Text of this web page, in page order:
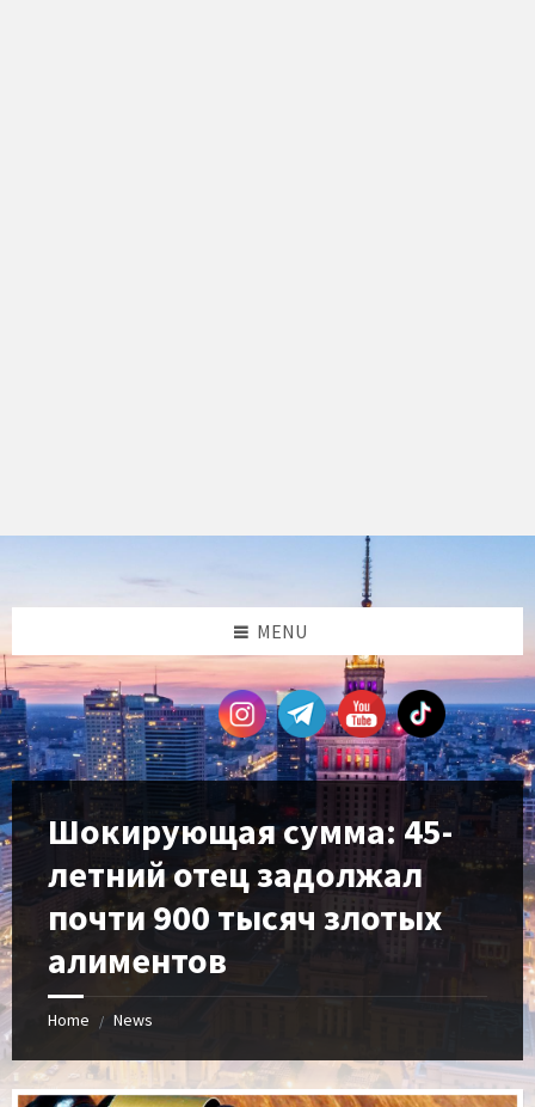
sidebar
sidebar
MENU
Шокирующая сумма: 45-
летний отец задолжал
почти 900 тысяч злотых
алиментов
Home / News